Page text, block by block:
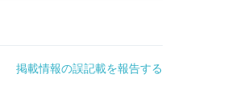
掲載情報の誤記載を報告する